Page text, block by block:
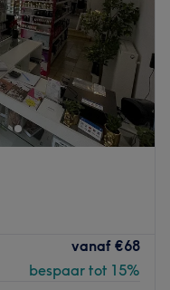
vanaf €68
bespaar tot 15%